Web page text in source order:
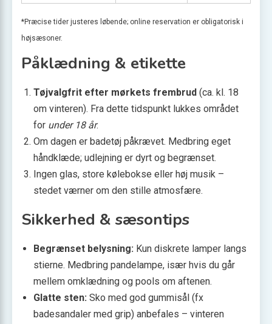
*Præcise tider justeres løbende; online reservation er obligatorisk i
højsæsoner.
Påklædning & etikette
Tøjvalgfrit efter mørkets frembrud (ca. kl. 18
om vinteren). Fra dette tidspunkt lukkes området
for under 18 år.
Om dagen er badetøj påkrævet. Medbring eget
håndklæde; udlejning er dyrt og begrænset.
Ingen glas, store kølebokse eller høj musik –
stedet værner om den stille atmosfære.
Sikkerhed & sæson­tips
Begrænset belysning: Kun diskrete lamper langs
stierne. Medbring pandelampe, især hvis du går
mellem omklædning og pools om aftenen.
Glatte sten: Sko med god gummisål (fx
badesandaler med grip) anbefales – vinteren